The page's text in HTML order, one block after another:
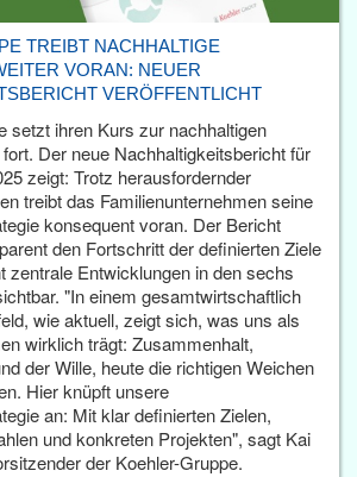
TREIBT NACHHALTIGE
VORAN: NEUER
VERÖFFENTLICHT
setzt ihren Kurs zur nachhaltigen
Der neue Nachhaltigkeitsbericht für
zeigt: Trotz herausfordernder
treibt das Familienunternehmen seine
konsequent voran. Der Bericht
den Fortschritt der definierten Ziele
zentrale Entwicklungen in den sechs
"In einem gesamtwirtschaftlich
wie aktuell, zeigt sich, was uns als
wirklich trägt: Zusammenhalt,
der Wille, heute die richtigen Weichen
Hier knüpft unsere
an: Mit klar definierten Zielen,
und konkreten Projekten", sagt Kai
der Koehler-Gruppe.